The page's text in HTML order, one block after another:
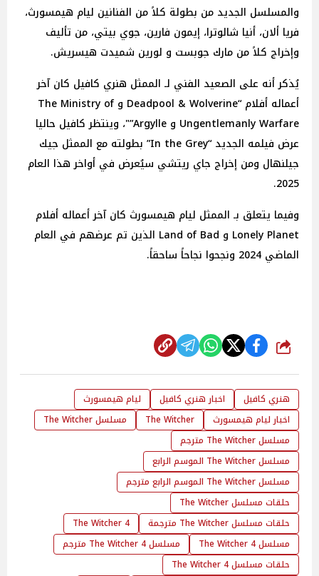
والمسلسل الجديد من بطولة كلاً من الفنانين ليام هيمسورث،
فريا ألان، أنيا شالوترا، إيمون فارين، جوي بيتي، من تأليف
وإخراج كلاً من مارك جوبست و لورين شميدت هيسريش.
يُذكر أنه على الصعيد الفني لـ الممثل هنري كافيل كان آخر
أعماله أفلام “Deadpool & Wolverine و The Ministry of
Ungentlemanly Warfare و Argylle”"، وينتظر كافيل حاليا
عرض فيلمه الجديد “In the Grey” بطولته مع الممثل جيك
جيلنهال ومن إخراج جاي ريتشي سيُعرض في أواخر هذا العام
2025.
وفيما يتعلق بـ الممثل ليام هيمسورث كان آخر أعماله أفلام
Lonely Planet و Land of Bad الذين تم عرضهم في العام
الماضي 2024 ونجحوا نجاحاً ساحقاً.
شارك
هنري كافيل اخبار هنري كافيل
ليام هيمسورث
اخبار ليام هيمسورث
The Witcher
مسلسل The Witcher
مسلسل The Witcher مترجم
مسلسل The Witcher الموسم الرابع
مسلسل The Witcher الموسم الرابع مترجم
حلقات مسلسل The Witcher
حلقات مسلسل The Witcher مترجمة
4 The Witcher
مسلسل 4 The Witcher
مسلسل 4 The Witcher مترجم
حلقات مسلسل 4 The Witcher